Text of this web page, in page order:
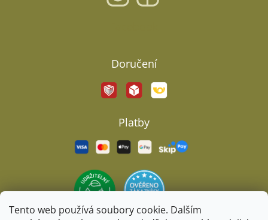
Tento web používá soubory cookie. Dalším
Doručení
Platby